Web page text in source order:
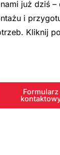
już dziś
i
Kliknij
Formularz